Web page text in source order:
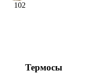
102
Термосы